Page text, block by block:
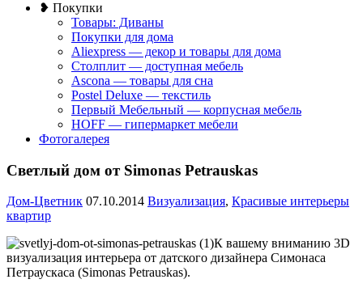
❥ Покупки
Товары: Диваны
Покупки для дома
Aliexpress — декор и товары для дома
Столплит — доступная мебель
Ascona — товары для сна
Postel Deluxe — текстиль
Первый Мебельный — корпусная мебель
HOFF — гипермаркет мебели
Фотогалерея
Светлый дом от Simonas Petrauskas
Дом-Цветник 07.10.2014 Визуализация, Красивые интерьеры
квартир
К вашему вниманию 3D
визуализация интерьера от датского дизайнера Симонаса
Петраускаса (Simonas Petrauskas).